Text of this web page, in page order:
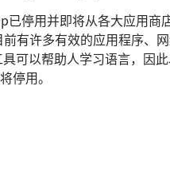
已停用并即将从各大应用商
有许多有效的应⽤程序、
可以帮助人学习语言，因
停⽤。